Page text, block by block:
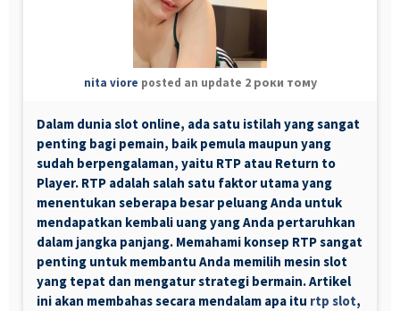
nita viore posted an update 2 роки тому
Dalam dunia slot online, ada satu istilah yang sangat
penting bagi pemain, baik pemula maupun yang
sudah berpengalaman, yaitu RTP atau Return to
Player. RTP adalah salah satu faktor utama yang
menentukan seberapa besar peluang Anda untuk
mendapatkan kembali uang yang Anda pertaruhkan
dalam jangka panjang. Memahami konsep RTP sangat
penting untuk membantu Anda memilih mesin slot
yang tepat dan mengatur strategi bermain. Artikel
ini akan membahas secara mendalam apa itu rtp slot,